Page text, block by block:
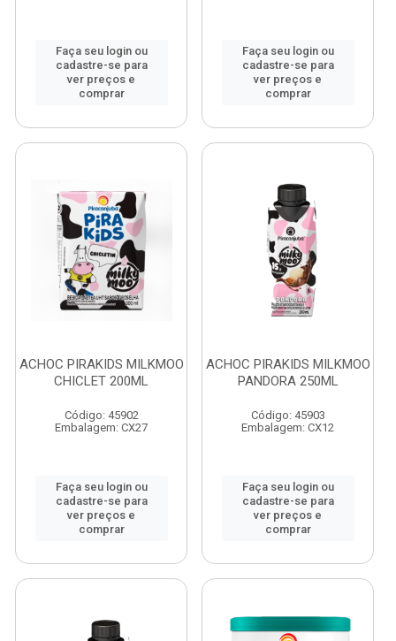
Faça seu login ou
cadastre-se para
ver preços e
comprar
Faça seu login ou
cadastre-se para
ver preços e
comprar
ACHOC PIRAKIDS MILKMOO
CHICLET 200ML
Código: 45902
Embalagem: CX27
Faça seu login ou
cadastre-se para
ver preços e
comprar
ACHOC PIRAKIDS MILKMOO
PANDORA 250ML
Código: 45903
Embalagem: CX12
Faça seu login ou
cadastre-se para
ver preços e
comprar